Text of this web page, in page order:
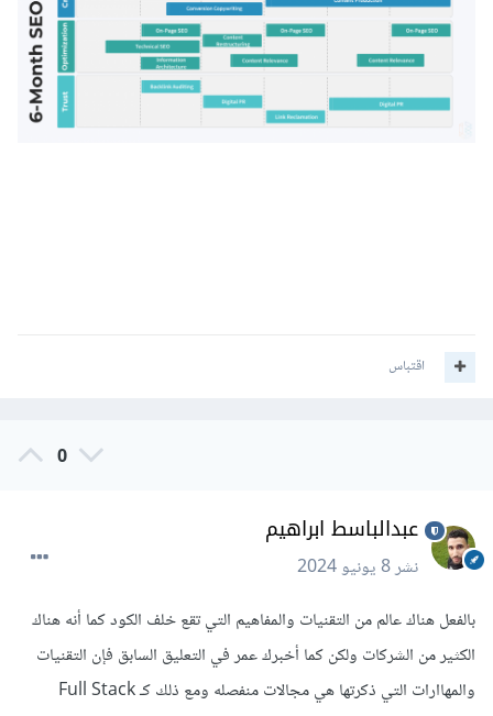
اقتباس
0
عبدالباسط ابراهيم
نشر8 يونيو 2024
بالفعل هناك عالم من التقنيات والمفاهيم التي تقع خلف الكود كما أنه هناك
الكثير من الشركات ولكن كما أخبرك عمر في التعليق السابق فإن التقنيات
والمهاارات التي ذكرتها هي مجالات منفصله ومع ذلك كـ Full Stack